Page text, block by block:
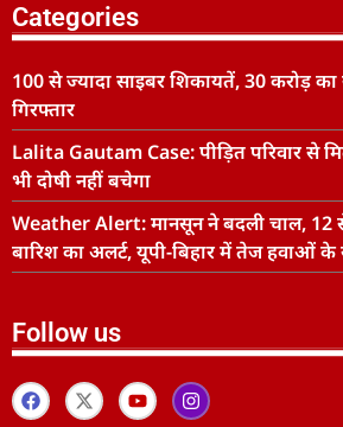
Categories
100 से ज्यादा साइबर शिकायतें, 30 करोड़
गिरफ्तार
Lalita Gautam Case: पीड़ित परिवार से
भी दोषी नहीं बचेगा
Weather Alert: मानसून ने बदली चाल, 12 से
बारिश का अलर्ट, यूपी-बिहार में तेज हवाओं
Follow us